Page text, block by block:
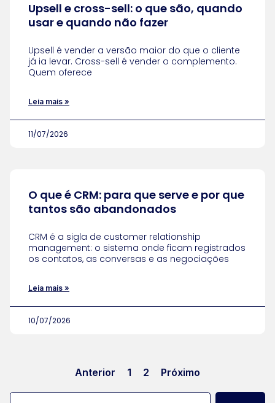
Upsell e cross-sell: o que são, quando
usar e quando não fazer
Upsell é vender a versão maior do que o cliente
já ia levar. Cross-sell é vender o complemento.
Quem oferece
Leia mais »
11/07/2026
O que é CRM: para que serve e por que
tantos são abandonados
CRM é a sigla de customer relationship
management: o sistema onde ficam registrados
os contatos, as conversas e as negociações
Leia mais »
10/07/2026
Anterior 1 2 Próximo